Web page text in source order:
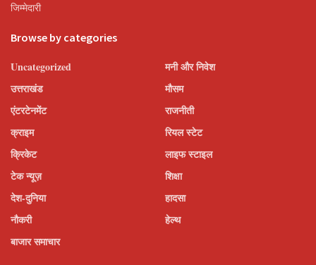
जिम्मेदारी
Browse by categories
Uncategorized
उत्तराखंड
एंटरटेनमेंट
क्राइम
क्रिकेट
टेक न्यूज़
देश-दुनिया
नौकरी
बाजार समाचार
मनी और निवेश
मौसम
राजनीती
रियल स्टेट
लाइफ स्टाइल
शिक्षा
हादसा
हेल्थ